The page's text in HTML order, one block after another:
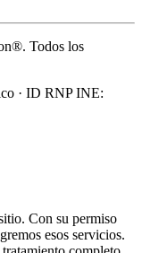
Todos los
· ID RNP INE:
Con su permiso
esos servicios.